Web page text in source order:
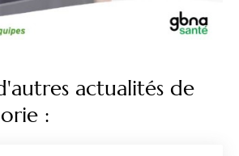
actualités de
: